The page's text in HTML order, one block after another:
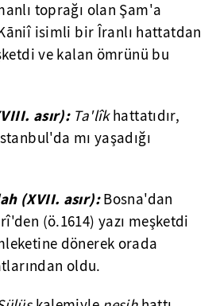
toprağı olan Şam'a
isimli bir Îranlı hattatdan
ve kalan ömrünü bu
asır): Ta'lîkhattatıdır,
mı yaşadığı
(XVII. asır):Bosna'dan
(ö.1614) yazı meşketdi
dönerek orada
oldu.